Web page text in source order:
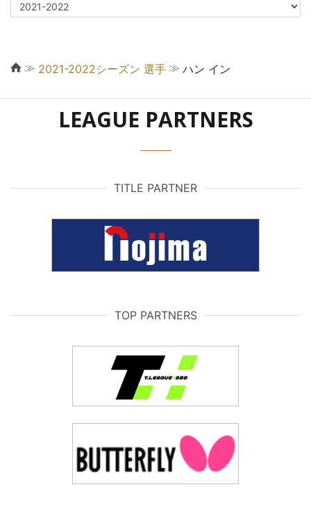
≫ 2021-2022シーズン 選手 ≫ ハン イン
LEAGUE PARTNERS
TITLE PARTNER
TOP PARTNERS